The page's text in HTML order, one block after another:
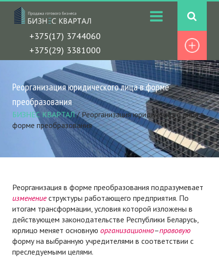
+375(17) 3744060
+375(29) 3381000
Реорганизация юридического лица в форме
преобразования
БИЗНЕС КВАРТАЛ/Реорганизация юридического лица в
форме преобразования
Реорганизация в форме преобразования подразумевает
изменениеструктуры работающего предприятия. По
итогам трансформации, условия которой изложены в
действующем законодательстве Республики Беларусь,
юрлицо меняет основную организационно–правовую
форму на выбранную учредителями в соответствии с
преследуемыми целями.